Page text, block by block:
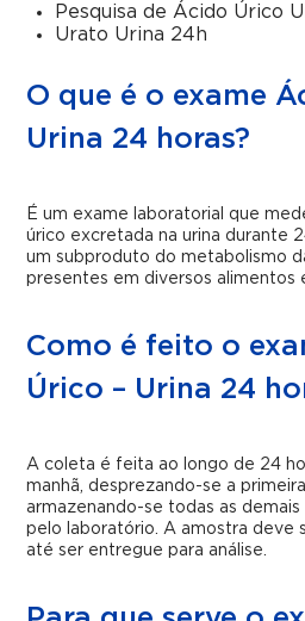
Pesquisa de Ácido Úrico
Urato Urina 24h
O que é o exame
Urina 24 horas?
É um exame laboratorial que
úrico excretada na urina durante
um subproduto do metabolismo
presentes em diversos alimentos
Como é feito o
Úrico – Urina 24
A coleta é feita ao longo de 24
manhã, desprezando-se a
armazenando-se todas as
pelo laboratório. A amostra deve
até ser entregue para análise.